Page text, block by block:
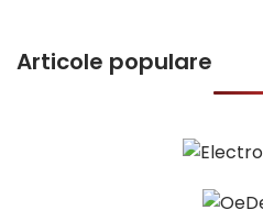
Articole populare